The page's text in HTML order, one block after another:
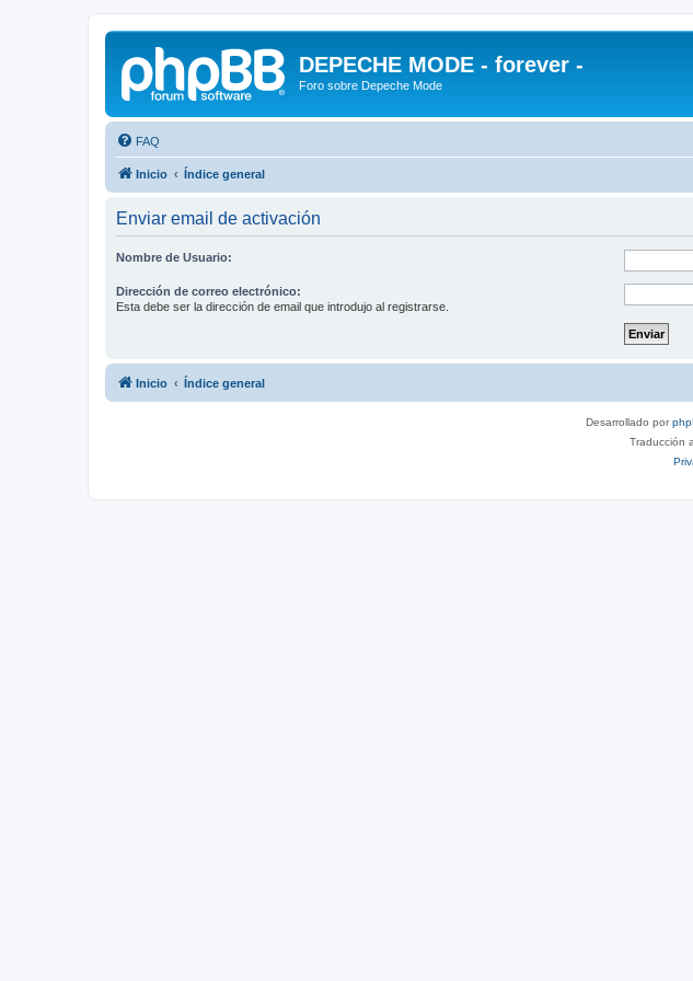
DEPECHE MODE - forever -
Foro sobre Depeche Mode
FAQ
Inicio Índice general
Enviar email de activación
Nombre de Usuario:
Dirección de correo electrónico:
Esta debe ser la dirección de email que introdujo al registrarse.
Inicio Índice general
Desarrollado por
Traducción